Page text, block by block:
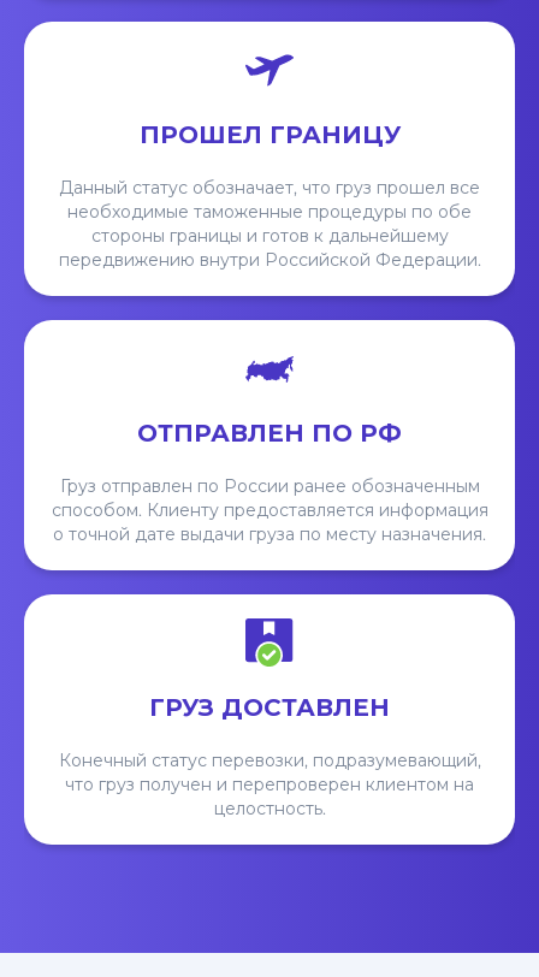
ПРОШЕЛ ГРАНИЦУ
Данный статус обозначает, что груз прошел все
необходимые таможенные процедуры по обе
стороны границы и готов к дальнейшему
передвижению внутри Российской Федерации.
ОТПРАВЛЕН ПО РФ
Груз отправлен по России ранее обозначенным
способом. Клиенту предоставляется информация
о точной дате выдачи груза по месту назначения.
ГРУЗ ДОСТАВЛЕН
Конечный статус перевозки, подразумевающий,
что груз получен и перепроверен клиентом на
целостность.